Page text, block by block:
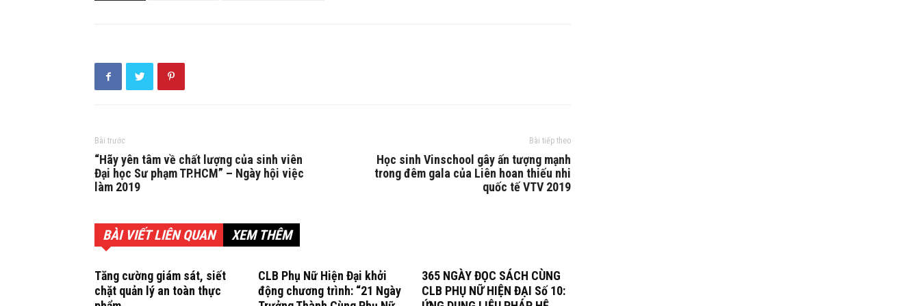
Bài trước
“Hãy yên tâm về chất lượng của sinh viên
Đại học Sư phạm TP.HCM” – Ngày hội việc
làm 2019
Bài tiếp theo
Học sinh Vinschool gây ấn tượng mạnh
trong đêm gala của Liên hoan thiếu nhi
quốc tế VTV 2019
BÀI VIẾT LIÊN QUAN XEM THÊM
Tăng cường giám sát, siết
chặt quản lý an toàn thực
CLB Phụ Nữ Hiện Đại khởi
động chương trình: “21 Ngày
365 NGÀY ĐỌC SÁCH CÙNG
CLB PHỤ NỮ HIỆN ĐẠI Số 10: